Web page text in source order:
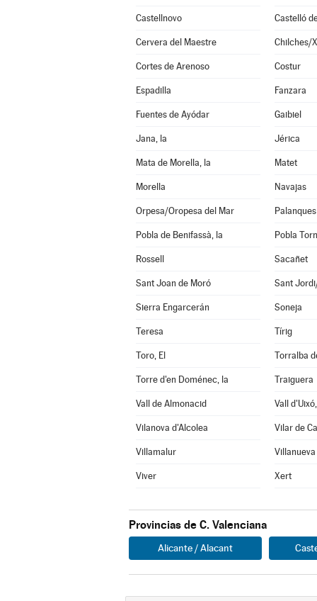
Castellnovo Castelló
Cervera del Maestre Chilches/
Cortes de Arenoso Costur
Espadilla Fanzara
Fuentes de Ayódar Gaibiel
Jana, la Jérica
Mata de Morella, la Matet
Morella Navajas
Orpesa/Oropesa del Mar Palanques
Pobla de Benifassà, la Pobla
Rossell Sacañet
Sant Joan de Moró Sant
Sierra Engarcerán Soneja
Teresa Tírig
Toro, El Torralba
Torre d'en Doménec, la Traiguera
Vall de Almonacid Vall
Vilanova d'Alcolea Vilar de
Villamalur
Viver Xert
Provincias de C. Valenciana
Alicante / Alacant